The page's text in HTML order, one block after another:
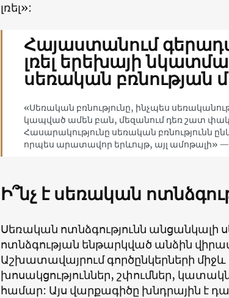
լռել»:
Հայաստանում
լռել երեխայի
սեռական բռնության
«Սեռական բռնությունը, ինչպես
կապված ամեն բան, մեզանում դեռ շատ փակ
Հասարակությունը սեռական բռնությունն
որպես արատավոր երևույթ, այլ ամոթալի»
Ի՞նչ է սեռական
Սեռական ոտնձգությունն անցանկալի
ոտնձգության ենթարկված անձին
Աշխատավայրում գործընկերների միջև
խոսակցություններ, շփումներ,
համար: Այս վարքագիծը խնդրային է